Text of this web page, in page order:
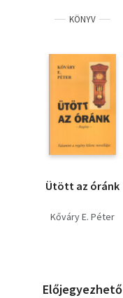
Tankönyv, segédkönyv
Társadalomtudomány
Természettudomány
Történelem
KÖNYV
Ütött az óránk
Kőváry E. Péter
Előjegyezhető